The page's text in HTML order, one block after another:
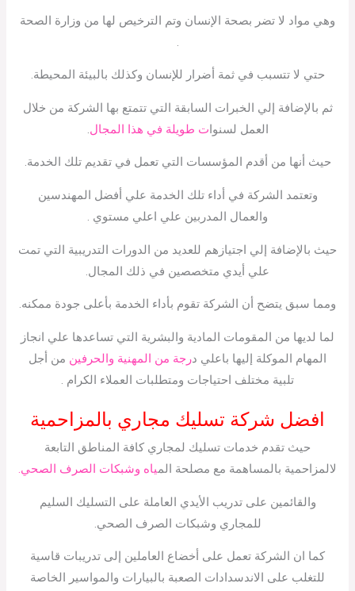
وهي مواد لا تضر بصحة الإنسان وتم الترخيص لها من وزارة الصحة
.
حتي لا تتسبب في ثمة أضرار للإنسان وكذلك بالبيئة المحيطة.
ثم بالإضافة إلي الخبرات السابقة التي تتمتع بها الشركة من خلال
العمل لسنوات طويلة في هذا المجال.
حيث أنها من أقدم المؤسسات التي تعمل في تقديم تلك الخدمة.
وتعتمد الشركة في أداء تلك الخدمة علي أفضل المهندسين
والعمال المدربين علي اعلي مستوي .
حيث بالإضافة إلي اجتيازهم للعديد من الدورات التدريبية التي تمت
علي أيدي متخصصين في ذلك المجال.
ومما سبق يتضح أن الشركة تقوم بأداء الخدمة بأعلى جودة ممكنه.
لما لديها من المقومات المادية والبشرية التي تساعدها علي انجاز
المهام الموكلة إليها باعلي درجة من المهنية والحرفين من أجل
تلبية مختلف احتياجات ومتطلبات العملاء الكرام .
افضل شركة تسليك مجاري بالمزاحمية
حيث تقدم خدمات تسليك لمجاري كافة المناطق التابعة
لالمزاحمية بالمساهمة مع مصلحة المياه وشبكات الصرف الصحي.
والقائمين على تدريب الأيدي العاملة على التسليك السليم
للمجاري وشبكات الصرف الصحي.
كما ان الشركة تعمل على أخضاع العاملين إلى تدريبات قاسية
للتغلب على الاندسدادات الصعبة بالبيارات والمواسير الخاصة